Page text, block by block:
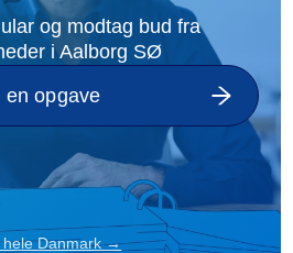
og modtag bud fra
i Aalborg SØ
en opgave
hele Danmark →